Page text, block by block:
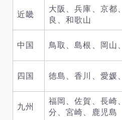
近畿
大阪、兵庫、京都
良、和歌山
中国 鳥取、島根、岡山
四国 徳島、香川、愛媛
九州
福岡、佐賀、長崎
分、宮崎、鹿児島